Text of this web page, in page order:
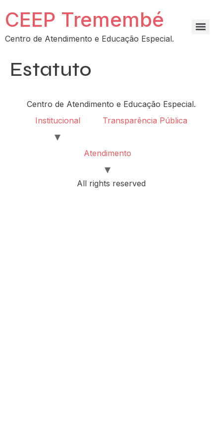
CEEP Tremembé
Centro de Atendimento e Educação Especial.
Estatuto
Centro de Atendimento e Educação Especial.
Institucional
Transparência Pública
Atendimento
All rights reserved